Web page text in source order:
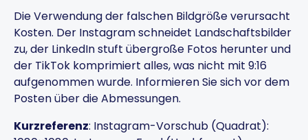
Die Verwendung der falschen Bildgröße verursacht
Kosten. Der Instagram schneidet Landschaftsbilder
zu, der LinkedIn stuft übergroße Fotos herunter und
der TikTok komprimiert alles, was nicht mit 9:16
aufgenommen wurde. Informieren Sie sich vor dem
Posten über die Abmessungen.
Kurzreferenz: Instagram-Vorschub (Quadrat):
our brand voice and adjusted
per platform — not generic
copy-paste. Once it's set, it
saves a ton of time.
4Lovebirds
United States · 1 month using
the app